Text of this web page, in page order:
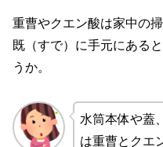
重曹やクエン酸は家中の
既（すで）に手元にある
うか。
水筒本体や蓋
は重曹とクエ